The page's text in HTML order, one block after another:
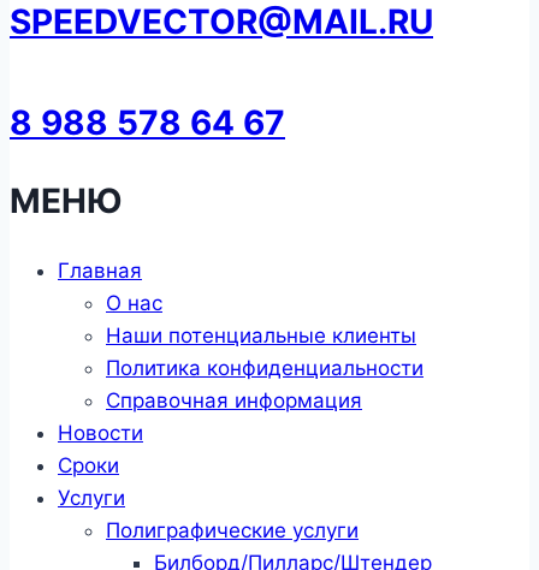
SPEEDVECTOR@MAIL.RU
8 988 578 64 67
МЕНЮ
Главная
О нас
Наши потенциальные клиенты
Политика конфиденциальности
Справочная информация
Новости
Сроки
Услуги
Полиграфические услуги
Билборд/Пилларс/Штендер